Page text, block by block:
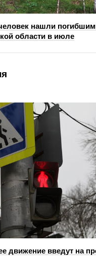
нашли
области в июле
движение введут на